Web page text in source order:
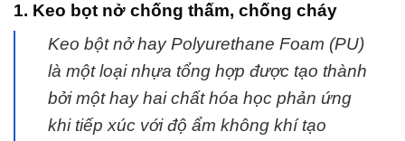
1. Keo bọt nở chống thấm, chống cháy
Keo bột nở hay Polyurethane Foam (PU)
là một loại nhựa tổng hợp được tạo thành
bởi một hay hai chất hóa học phản ứng
khi tiếp xúc với độ ẩm không khí tạo